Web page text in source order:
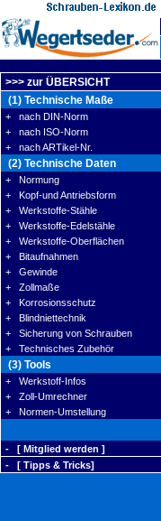
>>> zur ÜBERSICHT
(1) Technische Maße
+ nach DIN-Norm
+ nach ISO-Norm
+ nach ARTikel-Nr.
(2) Technische Daten
+ Normung
+ Kopf-und Antriebsform
+ Werkstoffe-Stähle
+ Werkstoffe-Edelstähle
+ Werkstoffe-Oberflächen
+ Bitaufnahmen
+ Gewinde
+ Zollmaße
+ Korrosionsschutz
+ Blindniettechnik
+ Sicherung von Schrauben
+ Technisches Zubehör
(3) Tools
+ Werkstoff-Infos
+ Zoll-Umrechner
+ Normen-Umstellung
- [ Mitglied werden ]
- [ Tipps & Tricks]